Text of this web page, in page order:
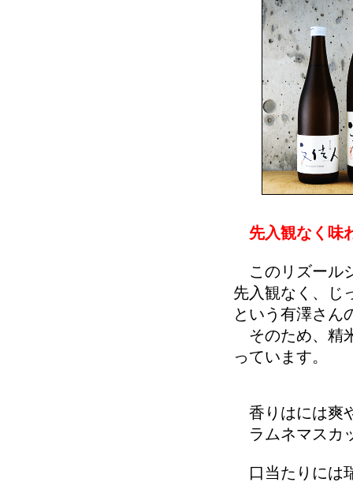
先入観なく味
このリズール
先入観なく、じ
という有澤さん
そのため、精
っています。
香りはには爽
ラムネマスカ
口当たりには